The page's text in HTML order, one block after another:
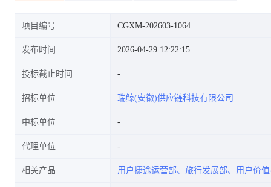
项目编号 CGXM-202603-1064
发布时间 2026-04-29 12:22:15
投标截止时间
招标单位 瑞鲸(安徽)供应链科技有限公司
中标单位
代理单位
相关产品 用户捷途运营部、旅行发展部、用户价